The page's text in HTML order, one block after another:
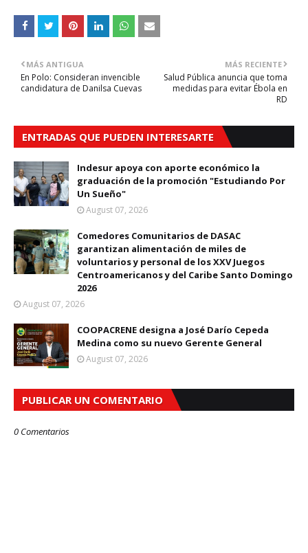
MÁS RECIENTE
Salud Pública anuncia que toma
medidas para evitar Ébola en
RD
MÁS ANTIGUA
En Polo: Consideran invencible
candidatura de Danilsa Cuevas
ENTRADAS QUE PUEDEN INTERESARTE
Indesur apoya con aporte económico la
graduación de la promoción "Estudiando Por
Un Sueño"
August 07, 2026
Comedores Comunitarios de DASAC
garantizan alimentación de miles de
voluntarios y personal de los XXV Juegos
Centroamericanos y del Caribe Santo Domingo
2026
August 07, 2026
COOPACRENE designa a José Darío Cepeda
Medina como su nuevo Gerente General
August 07, 2026
PUBLICAR UN COMENTARIO
0 Comentarios